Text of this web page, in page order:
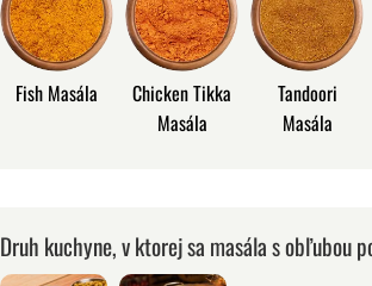
Fish Masála
Chicken Tikka
Masála
Tandoori
Masála
Druh kuchyne, v ktorej sa masála s obľubou